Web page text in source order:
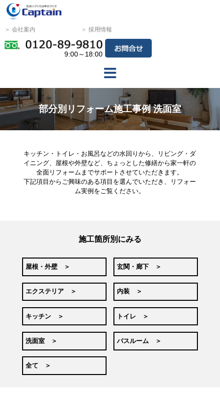
＞ 採用情報
＞ 会社案内
9:00～18:00
部分別リフォーム施工事例 洗面室
キッチン・トイレ・お風呂などの水回りから、リビング・ダ
イニング、屋根や外壁など、ちょっとした修繕から家一軒の
全面リフォームまでサポートさせていただきます。
下記項目からご興味のある項目を選んでいただき、リフォー
ム実例をご覧ください。
施工箇所別にみる
屋根・外壁 ＞ 玄関・廊下 ＞
エクステリア ＞ 内装 ＞
キッチン ＞ トイレ ＞
洗面室 ＞ バスルーム ＞
全て ＞